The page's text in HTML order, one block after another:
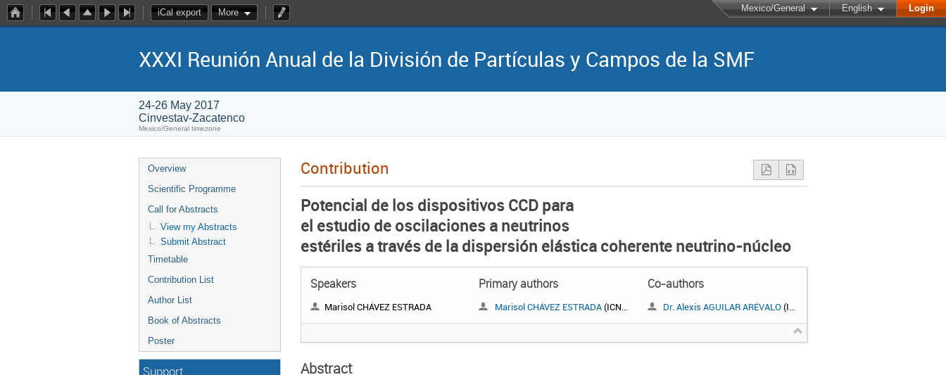
Mexico/General English Login
iCal export More
XXXI Reunión Anual de la División de Partículas y Campos de la SMF
24-26 May 2017
Cinvestav-Zacatenco
Mexico/General timezone
Overview
Scientific Programme
Call for Abstracts
View my Abstracts
Submit Abstract
Timetable
Contribution List
Author List
Book of Abstracts
Poster
Support
Contribution
Potencial de los dispositivos CCD para
el estudio de oscilaciones a neutrinos
estériles a través de la dispersión elástica coherente neutrino-núcleo
Speakers
Marisol CHÁVEZ ESTRADA
Primary authors
Marisol CHÁVEZ ESTRADA(ICN-UNAM)
Co-authors
Dr. Alexis AGUILAR ARÉVALO(ICN-UNAM)
Abstract